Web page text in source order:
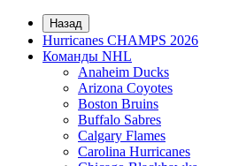
Назад
Hurricanes CHAMPS 2026
Команды NHL
Anaheim Ducks
Arizona Coyotes
Boston Bruins
Buffalo Sabres
Calgary Flames
Carolina Hurricanes